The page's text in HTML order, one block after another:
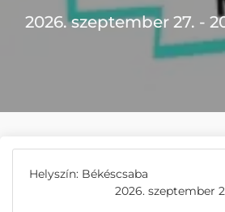
2026. szeptember 27. -
Helyszín: Békéscsaba
2026. szeptember